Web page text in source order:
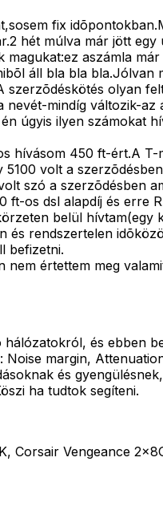
fix
hét múlva már jött
aszámla
áll bla bla bla.Jólvan
szerzõdéskötés olyan
mindíg változik-
úgyis ilyen számokat
hívásom 450 ft-ért.A
volt a
szó a szerzõdésben
ft-os dsl alapdíj és
belül
és rendszertelen
befizetni.
nem értettem meg
és ebben
margin,
és
ha tudtok segíteni.
Corsair Vengeance